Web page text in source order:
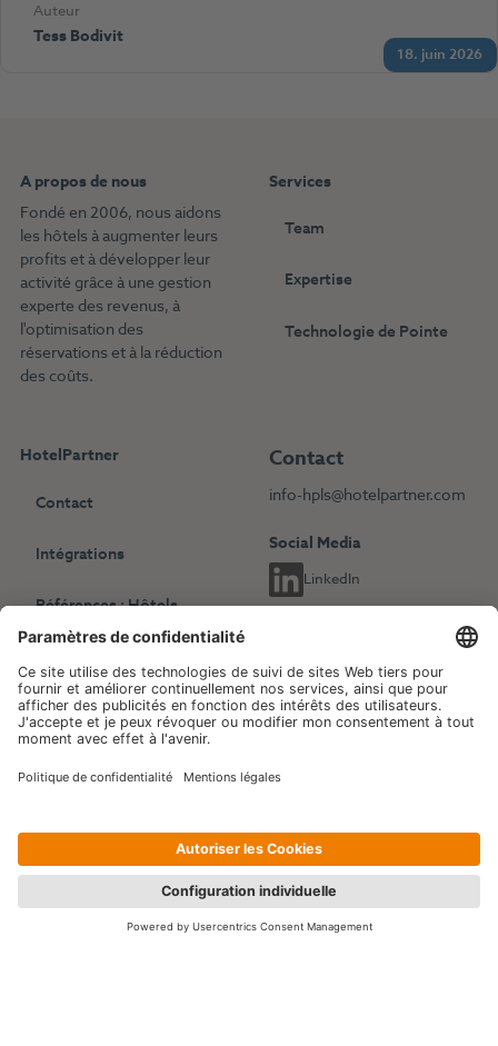
18. juin 2026
Auteur
Tess Bodivit
A propos de nous
Fondé en 2006, nous aidons
les hôtels à augmenter leurs
profits et à développer leur
activité grâce à une gestion
experte des revenus, à
l'optimisation des
réservations et à la réduction
des coûts.
Services
Team
Expertise
Technologie de Pointe
HotelPartner
Contact
Intégrations
Références : Hôtels
indépendants
Références : Chaînes
hôtelières
Blog
Evénements
Contact
info-hpls@hotelpartner.com
Social Media
LinkedIn
Choisissez une autre langue
English Deutsch